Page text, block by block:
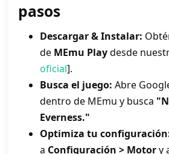
pasos
Descargar & Instalar:
de MEmu Playdesde
oficial].
Busca el juego: Abre
dentro de MEmu y busca
Everness."
Optimiza tu
a Configuración > Motory